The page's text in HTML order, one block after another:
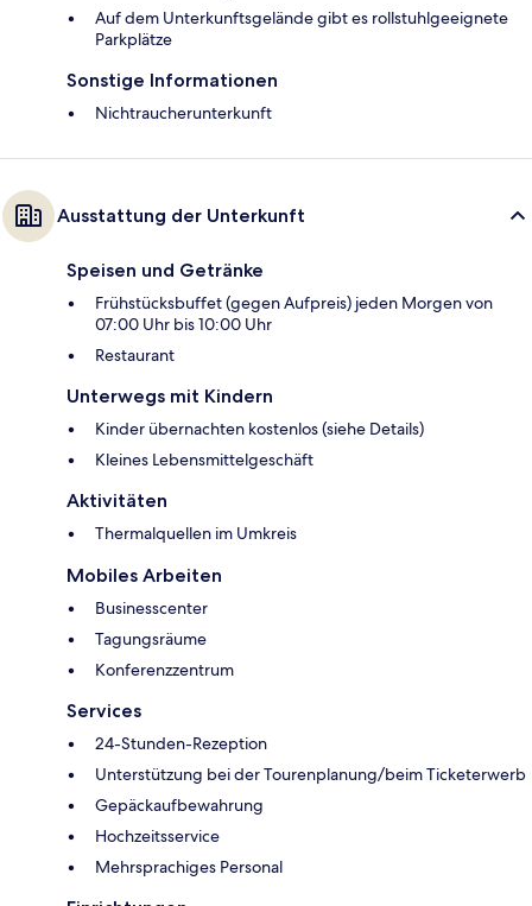
Auf dem Unterkunftsgelände gibt es rollstuhlgeeignete
Parkplätze
Sonstige Informationen
Nichtraucherunterkunft
Ausstattung der Unterkunft
Speisen und Getränke
Frühstücksbuffet (gegen Aufpreis) jeden Morgen von
07:00 Uhr bis 10:00 Uhr
Restaurant
Unterwegs mit Kindern
Kinder übernachten kostenlos (siehe Details)
Kleines Lebensmittelgeschäft
Aktivitäten
Thermalquellen im Umkreis
Mobiles Arbeiten
Businesscenter
Tagungsräume
Konferenzzentrum
Services
24-Stunden-Rezeption
Unterstützung bei der Tourenplanung/beim Ticketerwerb
Gepäckaufbewahrung
Hochzeitsservice
Mehrsprachiges Personal